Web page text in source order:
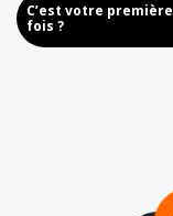
C’est votre première
fois ?